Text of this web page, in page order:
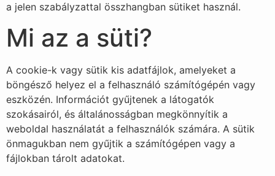
a jelen szabályzattal összhangban sütiket használ.
Mi az a süti?
A cookie-k vagy sütik kis adatfájlok, amelyeket a
böngésző helyez el a felhasználó számítógépén vagy
eszközén. Információt gyűjtenek a látogatók
szokásairól, és általánosságban megkönnyítik a
weboldal használatát a felhasználók számára. A sütik
önmagukban nem gyűjtik a számítógépen vagy a
fájlokban tárolt adatokat.